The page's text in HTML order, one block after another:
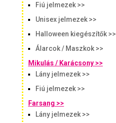
Fiú jelmezek >>
Unisex jelmezek >>
Halloween kiegészítők >>
Álarcok / Maszkok >>
Mikulás / Karácsony >>
Lány jelmezek >>
Fiú jelmezek >>
Farsang >>
Lány jelmezek >>